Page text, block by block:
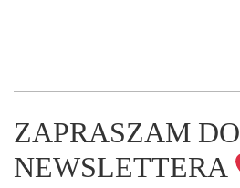
ZAPRASZAM DO
NEWSLETTERA